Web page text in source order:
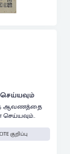
ஆவணத்தை
CITE குறிப்பு